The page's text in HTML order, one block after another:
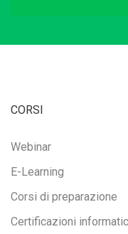
CORSI
Webinar
E-Learning
Corsi di preparazione
Certificazioni